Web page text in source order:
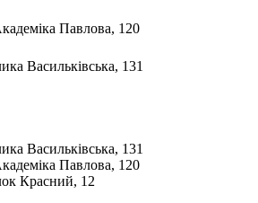
Павлова, 120
Васильківська, 131
Васильківська, 131
Павлова, 120
Красний, 12